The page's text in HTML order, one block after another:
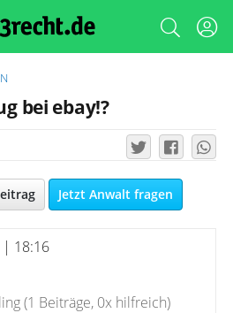
bei ebay!?
Jetzt Anwalt fragen
| 18:16
(1 Beiträge, 0x hilfreich)